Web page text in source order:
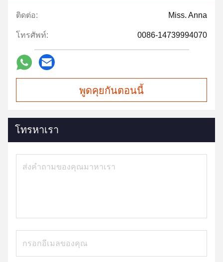
ติดต่อ: Miss. Anna
โทรศัพท์: 0086-14739994070
พูดคุยกันตอนนี้
โทรหาเรา